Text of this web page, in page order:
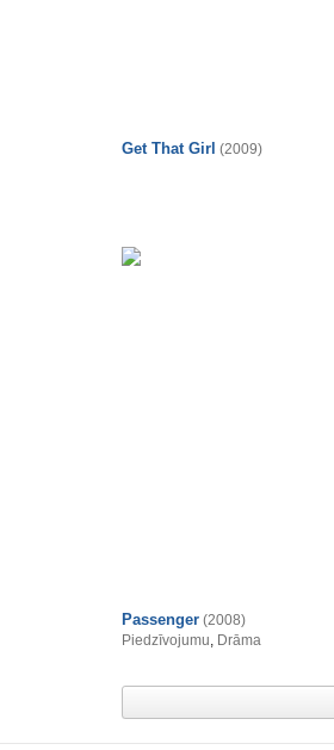
Get That Girl (2009)
Passenger (2008)
Piedzīvojumu, Drāma